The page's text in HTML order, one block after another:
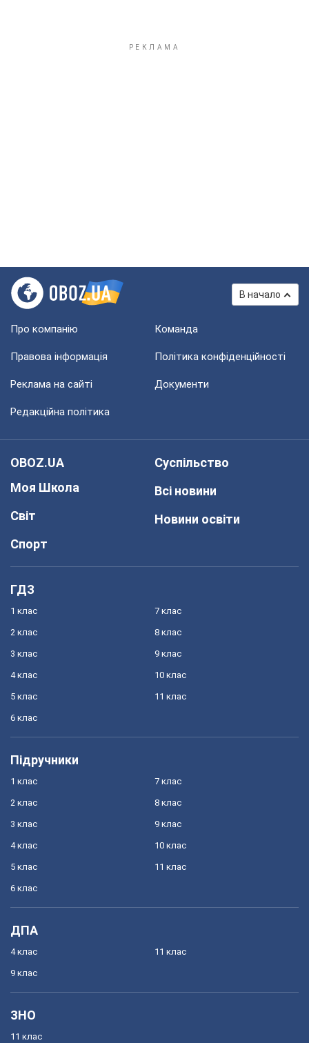
В начало
Про компанію Команда
Правова інформація Політика конфіденційності
Реклама на сайті Документи
Редакційна політика
OBOZ.UA
Моя Школа
Світ
Спорт
Суспільство
Всі новини
Новини освіти
ГДЗ
1 клас
2 клас
3 клас
4 клас
5 клас
6 клас
7 клас
8 клас
9 клас
10 клас
11 клас
Підручники
1 клас
2 клас
3 клас
4 клас
5 клас
6 клас
7 клас
8 клас
9 клас
10 клас
11 клас
ДПА
4 клас
9 клас
11 клас
ЗНО
11 клас